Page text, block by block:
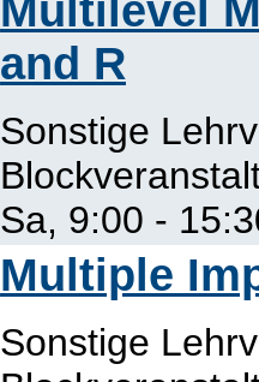
and R
Sonstige
Sa, 9:00 -
Multiple
Sonstige